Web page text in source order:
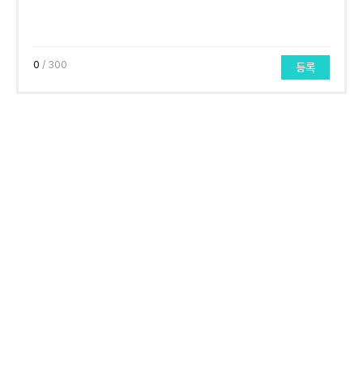
0 / 300 등록